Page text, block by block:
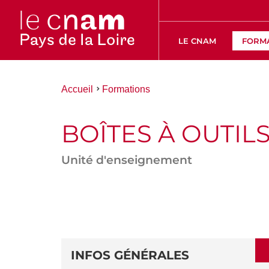
LE CNAM
Vous
Accueil Formations
BOÎTES À OUTILS
Unité d'enseignement
DE
DÉTAILS
INFOS GÉNÉRALES